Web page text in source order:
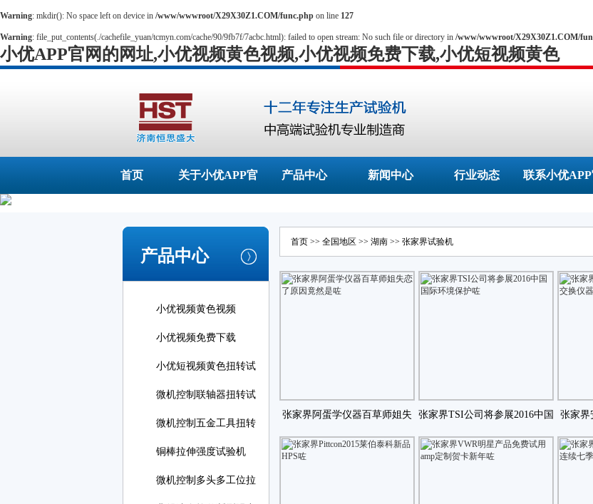
Warning: mkdir(): No space left on device in /www/wwwroot/X29X30Z1.COM/func.php on line 127
Warning: file_put_contents(./cachefile_yuan/tcmyn.com/cache/90/9fb7f/7acbc.html): failed to open stream: No such file or directory in /www/wwwroot/X29X30Z1.COM/
小优APP官网的网址,小优视频黄色视频,小优视频免费下载,小优短视频黄色
首页 关于小优APP官 产品中心 新闻中心 行业动态 联系小优
产品中心
小优视频黄色视频
小优视频免费下载
小优短视频黄色扭转试
微机控制联轴器扭转试
微机控制五金工具扭转
铜棒拉伸强度试验机
微机控制多头多工位拉
首页 >> 全国地区 >> 湖南 >> 张家界试验机
张家界阿蛋学仪器百草师姐失
恋了原因竟然是咗
张家界TSI公司将参展2016中国
国际环境保护咗
张家界
署